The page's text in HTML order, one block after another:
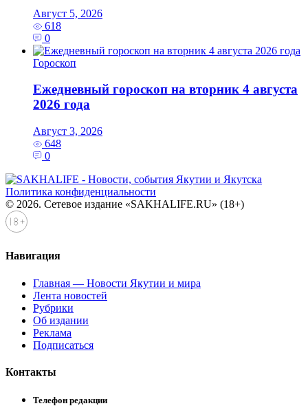
Август 5, 2026
618
0
Гороскоп
Ежедневный гороскоп на вторник 4 августа
2026 года
Август 3, 2026
648
0
Политика конфиденциальности
© 2026. Сетевое издание «SAKHALIFE.RU» (18+)
Навигация
Главная — Новости Якутии и мира
Лента новостей
Рубрики
Об издании
Реклама
Подписаться
Контакты
Телефон редакции